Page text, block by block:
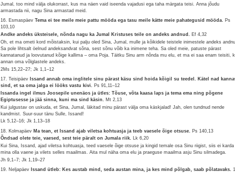
Jumal, too mind välja olukorrast, kus ma näen vaid iseenda vajadusi ega taha märgata teisi. Anna jõudu
armastada nii, nagu Sina armastad meid.
16. EsmaspäevTema ei tee meile meie pattu mööda ega tasu meile kätte meie pahategusid mööda. Ps
103,10
Andke andeks üksteisele, nõnda nagu ka Jumal Kristuses teile on andeks andnud. Ef 4,32
Oh, et ma ometi kord mõistaksin, kui palju oled Sina, Jumal, mulle ja kõikidele teistele inimestele andeks
Sa pole lihtsalt öelnud andeksandvat sõna, sest sõnu võib ka inimene teha. Sa oled meie, patuste pärast
kannatanud ja loovutanud kõige kallima – oma Poja. Täitku Sinu arm nõnda mu elu, et ma ei saa enam teisiti,
annan oma võlglastele andeks.
2Ms 15,22–27; Jk 1,1–12
17. Teisipäev Issand annab oma inglitele sinu pärast käsu sind hoida kõigil su teedel. Kätel nad
sind, et sa oma jalga ei lööks vastu kivi. Ps 91,11–12
Issanda ingel ilmus Joosepile unenäos ja ütles: Tõuse, võta kaasa laps ja tema ema ning põgene
Egiptusesse ja jää sinna, kuni ma sind käsin. Mt 2,13
Kui julgustav on uskuda, et Sina, Jumal, läkitad minu pärast välja oma käskjalad! Jah, olen tundnud nende
kandmist. Suur-suur tänu Sulle, Issand!
Lk 5,12–16; Jk 1,13–18
18. Kolmapäev Ma tean, et Issand ajab viletsa kohtuasja ja teeb vaesele õige otsuse. Ps 140,13
Õndsad olete teie, vaesed, sest teie päralt on Jumala riik. Lk 6,20
Kui Sina, Issand, ajad viletsa kohtuasja, teed vaesele õige otsuse ja kingid temale osa Sinu riigist, siis ei karda
mina olla vaene ja vilets selles maailmas. Aita mul näha oma elu ja praeguse maailma asju Sinu silmadega.
Jh 9,1–7; Jk 1,19–27
19. Neljapäev Issand ütleb: Kes austab mind, seda austan mina, ja kes mind põlgab, saab põlatavaks.